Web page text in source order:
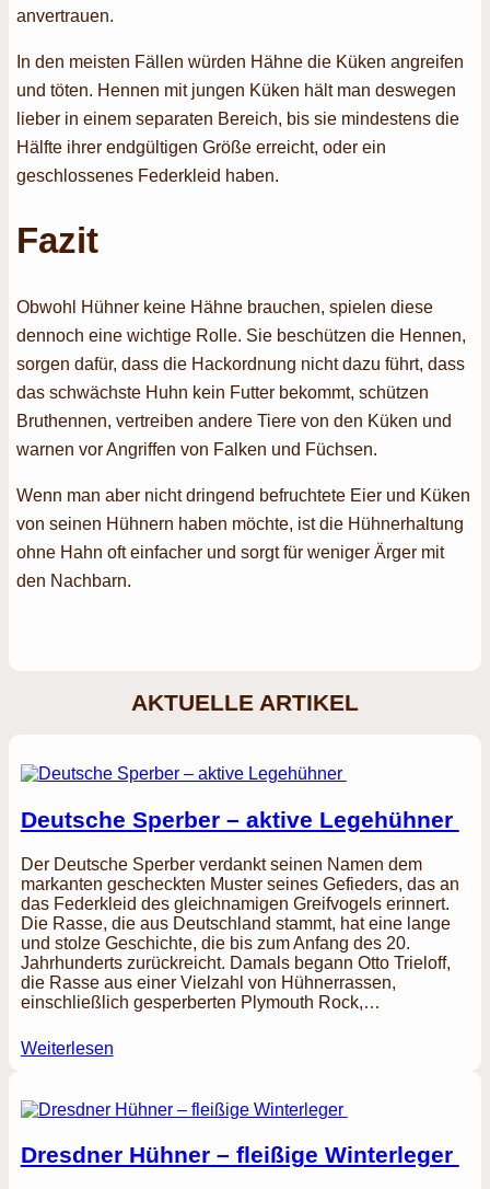
anvertrauen.
In den meisten Fällen würden Hähne die Küken angreifen
und töten. Hennen mit jungen Küken hält man deswegen
lieber in einem separaten Bereich, bis sie mindestens die
Hälfte ihrer endgültigen Größe erreicht, oder ein
geschlossenes Federkleid haben.
Fazit
Obwohl Hühner keine Hähne brauchen, spielen diese
dennoch eine wichtige Rolle. Sie beschützen die Hennen,
sorgen dafür, dass die Hackordnung nicht dazu führt, dass
das schwächste Huhn kein Futter bekommt, schützen
Bruthennen, vertreiben andere Tiere von den Küken und
warnen vor Angriffen von Falken und Füchsen.
Wenn man aber nicht dringend befruchtete Eier und Küken
von seinen Hühnern haben möchte, ist die Hühnerhaltung
ohne Hahn oft einfacher und sorgt für weniger Ärger mit
den Nachbarn.
AKTUELLE ARTIKEL
Deutsche Sperber – aktive Legehühner
Der Deutsche Sperber verdankt seinen Namen dem
markanten gescheckten Muster seines Gefieders, das an
das Federkleid des gleichnamigen Greifvogels erinnert.
Die Rasse, die aus Deutschland stammt, hat eine lange
und stolze Geschichte, die bis zum Anfang des 20.
Jahrhunderts zurückreicht. Damals begann Otto Trieloff,
die Rasse aus einer Vielzahl von Hühnerrassen,
einschließlich gesperberten Plymouth Rock,…
Weiterlesen
Dresdner Hühner – fleißige Winterleger